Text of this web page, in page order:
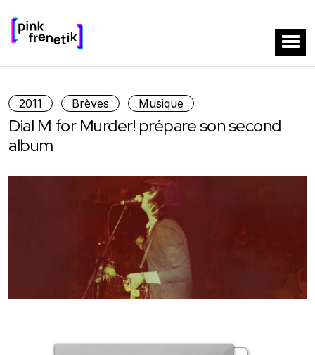
2011 Brèves Musique
Dial M for Murder! prépare son second
album